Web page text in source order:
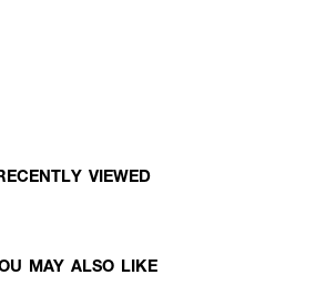
VIEWED
MAY ALSO LIKE